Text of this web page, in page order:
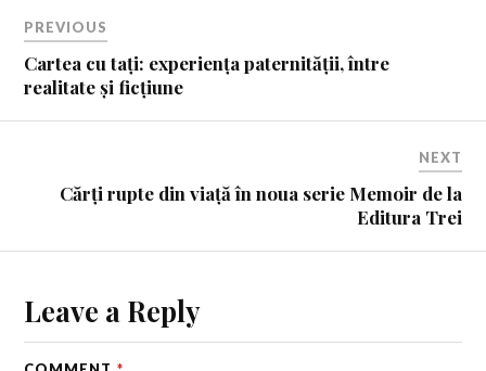
PREVIOUS
Cartea cu tați: experiența paternității, între
realitate și ficțiune
NEXT
Cărți rupte din viață în noua serie Memoir de la
Editura Trei
Leave a Reply